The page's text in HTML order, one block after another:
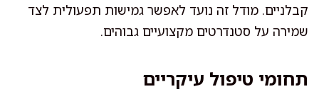
קבלניים. מודל זה נועד לאפשר גמישות תפעולית לצד
שמירה על סטנדרטים מקצועיים גבוהים.
תחומי טיפול עיקריים